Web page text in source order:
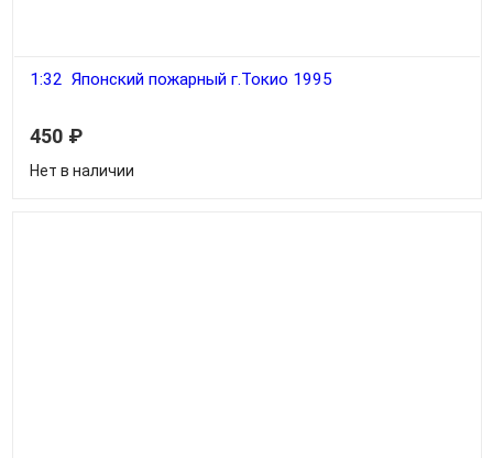
1:32 Японский пожарный г.Токио 1995
450 ₽
Нет в наличии